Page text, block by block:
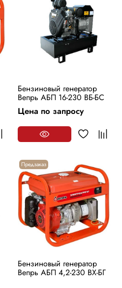
Бензиновый генератор
Вепрь АБП 16-230 ВБ-БС
Цена по запросу
Предзаказ
Бензиновый генератор
Вепрь АБП 4,2-230 ВХ-БГ